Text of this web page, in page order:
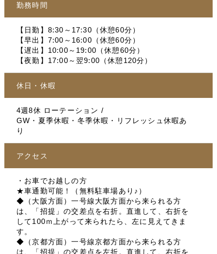
勤務時間
【日勤】8:30～17:30（休憩60分）
【早出】7:00～16:00（休憩60分）
【遅出】10:00～19:00（休憩60分）
【夜勤】17:00～翌9:00（休憩120分）
休日・休暇
4週8休 ローテーション /
GW・夏季休暇・冬季休暇・リフレッシュ休暇あ
り
アクセス
・お車でお越しの方
★車通勤可能！（無料駐車場あり♪）
◆（大阪方面）一号線大阪方面から来られる方
は、「招提」の交差点を右折。直進して、右折を
して100ｍ上がって来られたら、左に見えてきま
す。
◆（京都方面）一号線京都方面から来られる方
は、「招提」の交差点を左折。直進して、右折を